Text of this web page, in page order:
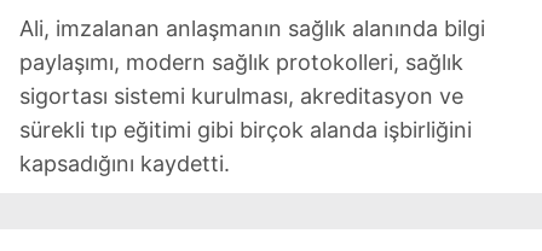
ilgili mevzuata uygun olarak kullanılan çerezlerle ilgili bilgi
almak için lütfen
tıklayınız
Ali, imzalanan anlaşmanın sağlık alanında bilgi
paylaşımı, modern sağlık protokolleri, sağlık
sigortası sistemi kurulması, akreditasyon ve
sürekli tıp eğitimi gibi birçok alanda işbirliğini
kapsadığını kaydetti.